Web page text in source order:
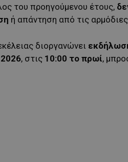
του προηγούμενου έτους,
ή απάντηση από τις
διοργανώνει
2026, στις 10:00 το πρωί,